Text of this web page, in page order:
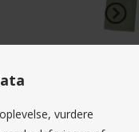
vurdere
899,00 DKK